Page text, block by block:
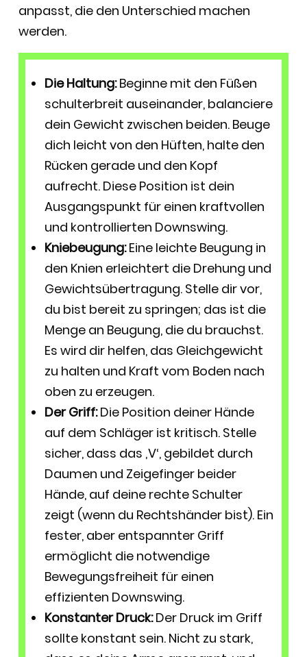
anpasst, die den Unterschied machen
werden.
Die Haltung:Beginne mit den Füßen
schulterbreit auseinander, balanciere
dein Gewicht zwischen beiden. Beuge
dich leicht von den Hüften, halte den
Rücken gerade und den Kopf
aufrecht. Diese Position ist dein
Ausgangspunkt für einen kraftvollen
und kontrollierten Downswing.
Kniebeugung:Eine leichte Beugung in
den Knien erleichtert die Drehung und
Gewichtsübertragung. Stelle dir vor,
du bist bereit zu springen; das ist die
Menge an Beugung, die du brauchst.
Es wird dir helfen, das Gleichgewicht
zu halten und Kraft vom Boden nach
oben zu erzeugen.
Der Griff:Die Position deiner Hände
auf dem Schläger ist kritisch. Stelle
sicher, dass das ‚V‘, gebildet durch
Daumen und Zeigefinger beider
Hände, auf deine rechte Schulter
zeigt (wenn du Rechtshänder bist). Ein
fester, aber entspannter Griff
ermöglicht die notwendige
Bewegungsfreiheit für einen
effizienten Downswing.
Konstanter Druck:Der Druck im Griff
sollte konstant sein. Nicht zu stark,